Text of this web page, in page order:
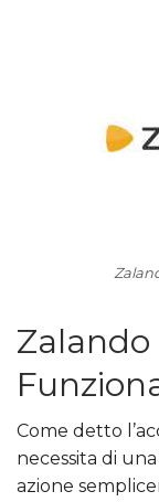
Zalando
Come detto
necessita di
azione